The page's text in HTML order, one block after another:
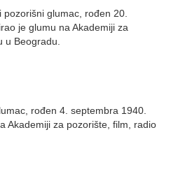
glumac, rođen 20.
je glumu na Akademiji za
u Beogradu.
rođen 4. septembra 1940.
Akademiji za pozorište, film, radio